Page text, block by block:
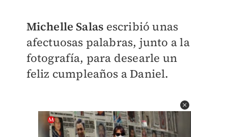
Michelle Salas escribió unas
afectuosas palabras, junto a la
fotografía, para desearle un
feliz cumpleaños a Daniel.